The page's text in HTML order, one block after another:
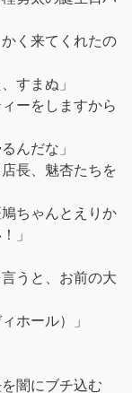
く来てくれたの
すまぬ」
ーをしますから
んだな」
長、魅杏たちを
ちゃんとえりか
」
うと、お前の大
ホール）」
闇にブチ込む